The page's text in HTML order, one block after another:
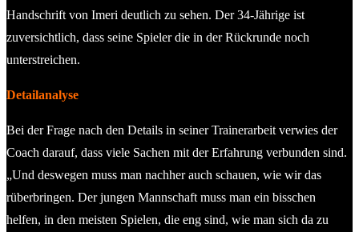
Handschrift von Imeri deutlich zu sehen. Der 34-Jährige ist
zuversichtlich, dass seine Spieler die in der Rückrunde noch
unterstreichen.
Detailanalyse
Bei der Frage nach den Details in seiner Trainerarbeit verwies der
Coach darauf, dass viele Sachen mit der Erfahrung verbunden sind.
„Und deswegen muss man nachher auch schauen, wie wir das
rüberbringen. Der jungen Mannschaft muss man ein bisschen
helfen, in den meisten Spielen, die eng sind, wie man sich da zu